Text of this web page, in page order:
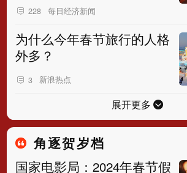
228 每日经济新闻
为什么今年春节旅行的人格
外多？
3 新浪热点
展开更多
角逐贺岁档
国家电影局：2024年春节假